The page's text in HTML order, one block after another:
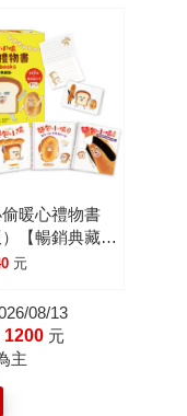
暖心禮物書
）【暢銷典藏
套3冊＋限定
元
08/13
1200 元
主